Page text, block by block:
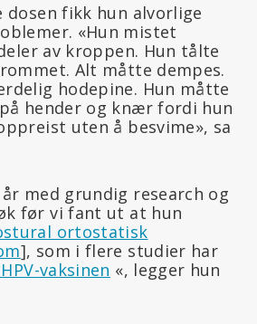
dosen fikk hun alvorlige
«Hun mistet
av kroppen. Hun tålte
Alt måtte dempes.
hodepine. Hun måtte
hender og knær fordi hun
uten å besvime», sa
med grundig research og
før vi fant ut at hun
ortostatisk
], som i flere studier har
vaksinen «, legger hun